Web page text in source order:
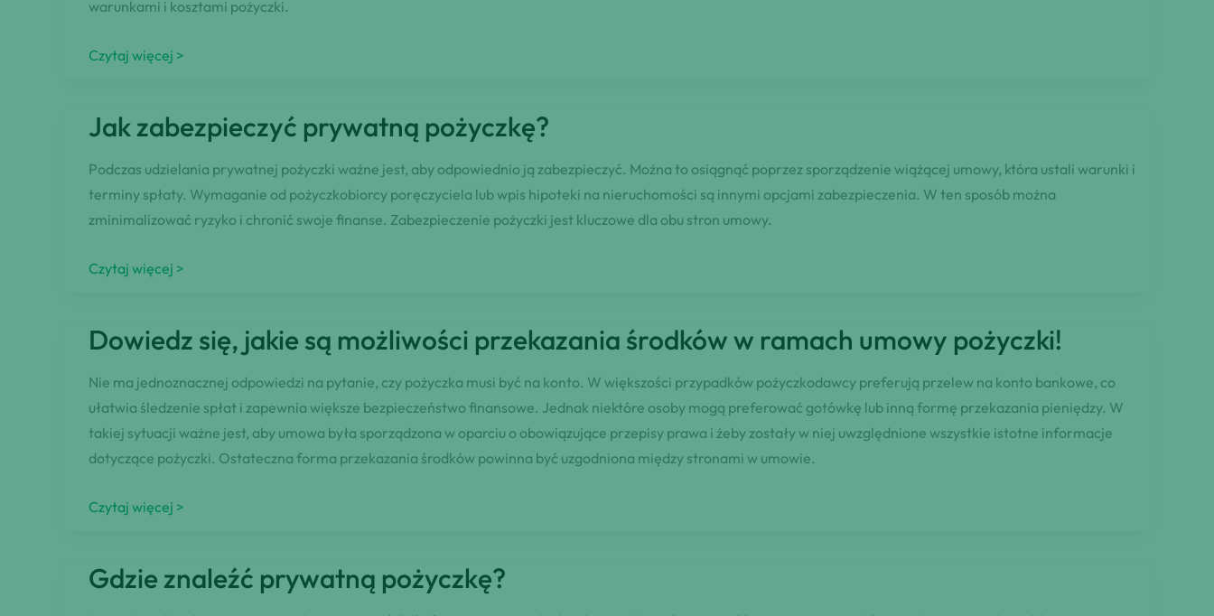
gotówce!
warunkami i kosztami pożyczki.
Nie
przeszkodą
gdzie
szukać
pożyczki?
Czytaj więcej >
Jak zabezpieczyć prywatną pożyczkę?
Podczas udzielania prywatnej pożyczki ważne jest, aby odpowiednio ją zabezpieczyć. Można to osiągnąć poprzez sporządzenie wiążącej umowy, która ustali warunki i
terminy spłaty. Wymaganie od pożyczkobiorcy poręczyciela lub wpis hipoteki na nieruchomości są innymi opcjami zabezpieczenia. W ten sposób można
zminimalizować ryzyko i chronić swoje finanse. Zabezpieczenie pożyczki jest kluczowe dla obu stron umowy.
Jak
pożyczkę?
Czytaj więcej >
Dowiedz się, jakie są możliwości przekazania środków w ramach umowy pożyczki!
Nie ma jednoznacznej odpowiedzi na pytanie, czy pożyczka musi być na konto. W większości przypadków pożyczkodawcy preferują przelew na konto bankowe, co
ułatwia śledzenie spłat i zapewnia większe bezpieczeństwo finansowe. Jednak niektóre osoby mogą preferować gotówkę lub inną formę przekazania pieniędzy. W
takiej sytuacji ważne jest, aby umowa była sporządzona w oparciu o obowiązujące przepisy prawa i żeby zostały w niej uwzględnione wszystkie istotne informacje
dotyczące pożyczki. Ostateczna forma przekazania środków powinna być uzgodniona między stronami w umowie.
Dowiedz
są
Czytaj więcej >
Gdzie znaleźć prywatną pożyczkę?